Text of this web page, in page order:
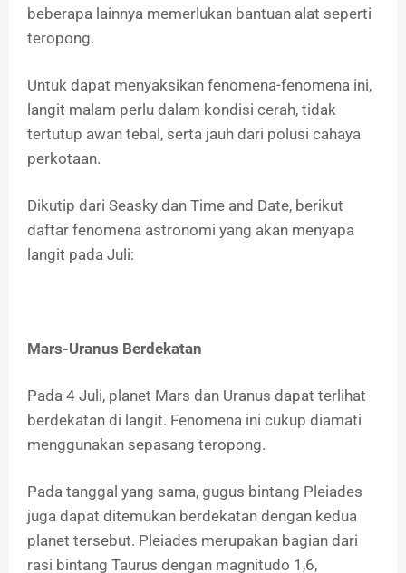
beberapa lainnya memerlukan bantuan alat seperti
teropong.
Untuk dapat menyaksikan fenomena-fenomena ini,
langit malam perlu dalam kondisi cerah, tidak
tertutup awan tebal, serta jauh dari polusi cahaya
perkotaan.
Dikutip dari Seasky dan Time and Date, berikut
daftar fenomena astronomi yang akan menyapa
langit pada Juli:
Mars-Uranus Berdekatan
Pada 4 Juli, planet Mars dan Uranus dapat terlihat
berdekatan di langit. Fenomena ini cukup diamati
menggunakan sepasang teropong.
Pada tanggal yang sama, gugus bintang Pleiades
juga dapat ditemukan berdekatan dengan kedua
planet tersebut. Pleiades merupakan bagian dari
rasi bintang Taurus dengan magnitudo 1,6,